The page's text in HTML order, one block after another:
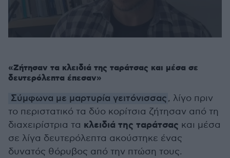
1
minute,
22
«Ζήτησαν τα κλειδιά της ταράτσας και μέσα σε
δευτερόλεπτα έπεσαν»
Σύμφωνα με μαρτυρία γειτόνισσας, λίγο πριν
το περιστατικό τα δύο κορίτσια ζήτησαν από τη
διαχειρίστρια τα κλειδιά της ταράτσας και μέσα
σε λίγα δευτερόλεπτα ακούστηκε ένας
δυνατός θόρυβος από την πτώση τους.